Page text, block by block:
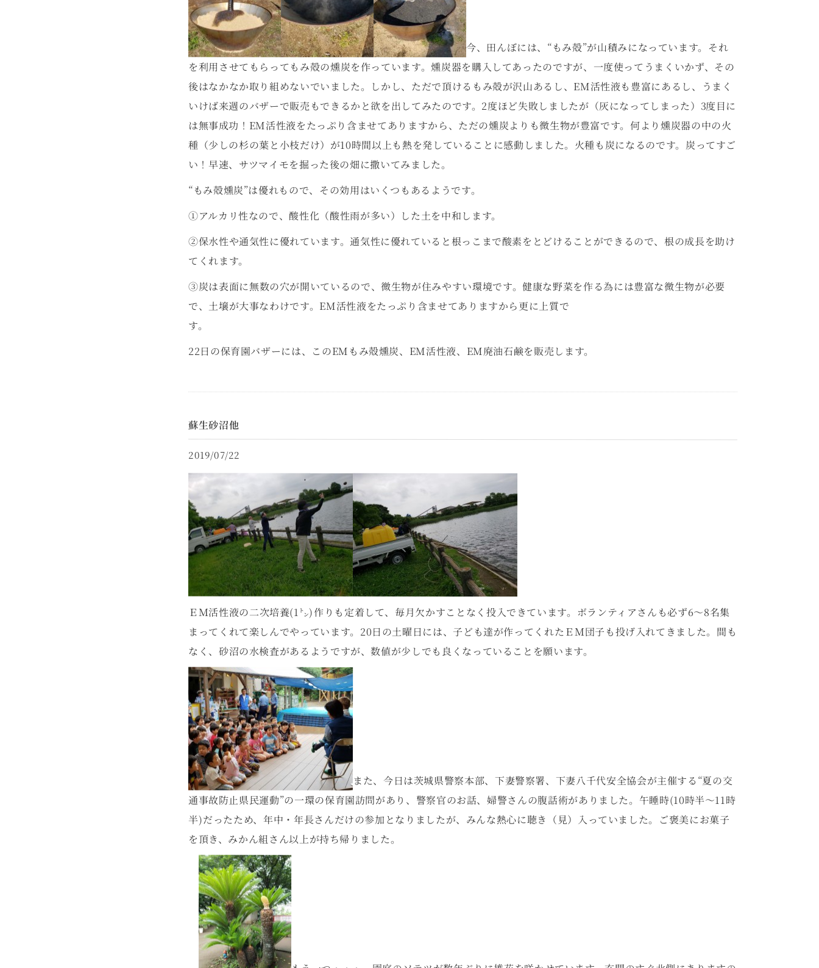
今、田んぼには、“もみ殻”が山積みになっています。それ
を利用させてもらってもみ殻の燻炭を作っています。燻炭器を購入してあったのですが、一度使ってうまくいかず、その
後はなかなか取り組めないでいました。しかし、ただで頂けるもみ殻が沢山あるし、EM活性液も豊富にあるし、うまく
いけば来週のバザーで販売もできるかと欲を出してみたのです。2度ほど失敗しましたが（灰になってしまった）3度目に
は無事成功！EM活性液をたっぷり含ませてありますから、ただの燻炭よりも微生物が豊富です。何より燻炭器の中の火
種（少しの杉の葉と小枝だけ）が10時間以上も熱を発していることに感動しました。火種も炭になるのです。炭ってすご
い！早速、サツマイモを掘った後の畑に撒いてみました。
“もみ殻燻炭”は優れもので、その効用はいくつもあるようです。
①アルカリ性なので、酸性化（酸性雨が多い）した土を中和します。
②保水性や通気性に優れています。通気性に優れていると根っこまで酸素をとどけることができるので、根の成長を助け
てくれます。
③炭は表面に無数の穴が開いているので、微生物が住みやすい環境です。健康な野菜を作る為には豊富な微生物が必要
で、土壌が大事なわけです。EM活性液をたっぷり含ませてありますから更に上質で
す。
22日の保育園バザーには、このEMもみ殻燻炭、EM活性液、EM廃油石鹸を販売します。
蘇生砂沼他
2019/07/22
ＥＭ活性液の二次培養(1㌧)作りも定着して、毎月欠かすことなく投入できています。ボランティアさんも必ず6～8名集
まってくれて楽しんでやっています。20日の土曜日には、子ども達が作ってくれたＥＭ団子も投げ入れてきました。間も
なく、砂沼の水検査があるようですが、数値が少しでも良くなっていることを願います。
また、今日は茨城県警察本部、下妻警察署、下妻八千代安全協会が主催する“夏の交
通事故防止県民運動”の一環の保育園訪問があり、警察官のお話、婦警さんの腹話術がありました。午睡時(10時半～11時
半)だったため、年中・年長さんだけの参加となりましたが、みんな熱心に聴き（見）入っていました。ご褒美にお菓子
を頂き、みかん組さん以上が持ち帰りました。